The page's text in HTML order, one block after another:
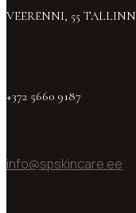
VEERENNI, 55 TALLINN
+372 5660 9187
info@spskincare.ee